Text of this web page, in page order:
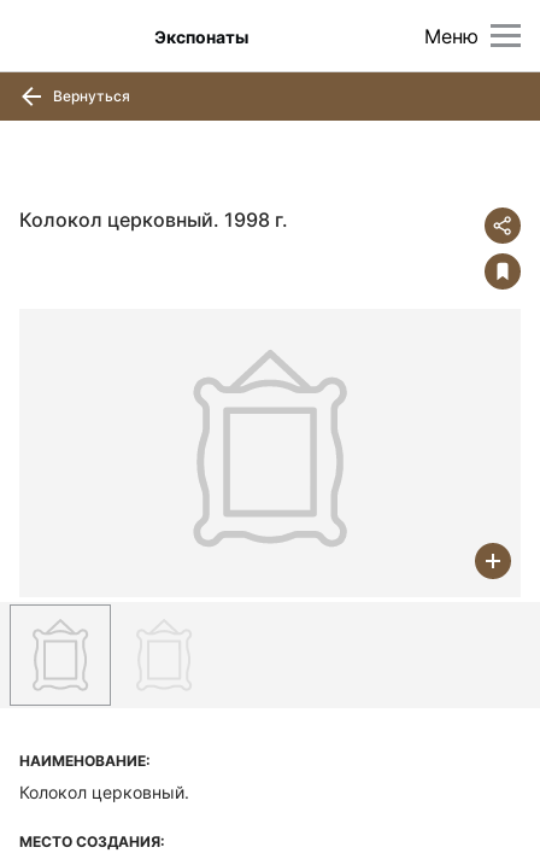
Меню
Экспонаты
Вернуться
Колокол церковный. 1998 г.
НАИМЕНОВАНИЕ:
Колокол церковный.
МЕСТО СОЗДАНИЯ: